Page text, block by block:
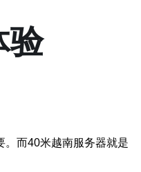
验
。而40米越南服务器就是